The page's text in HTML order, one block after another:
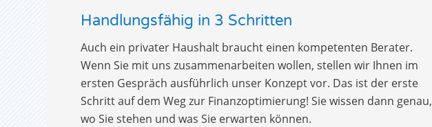
Handlungsfähig in 3 Schritten
Auch ein privater Haushalt braucht einen kompetenten Berater.
Wenn Sie mit uns zusammenarbeiten wollen, stellen wir Ihnen im
ersten Gespräch ausführlich unser Konzept vor. Das ist der erste
Schritt auf dem Weg zur Finanzoptimierung! Sie wissen dann genau,
wo Sie stehen und was Sie erwarten können.